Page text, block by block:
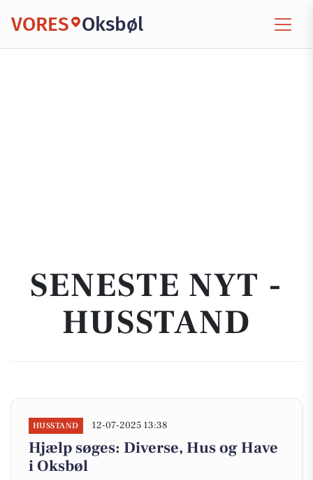
VORES Oksbøl
SENESTE NYT -
HUSSTAND
HUSSTAND 12-07-2025 13:38
Hjælp søges: Diverse, Hus og Have
i Oksbøl